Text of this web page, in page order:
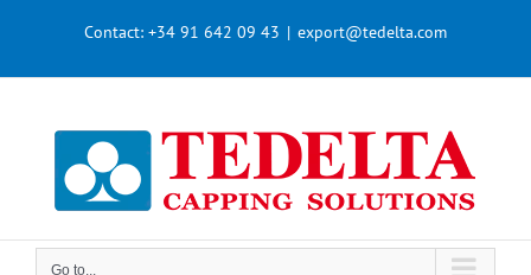
Contact: +34 91 642 09 43 | export@tedelta.com
Go to...